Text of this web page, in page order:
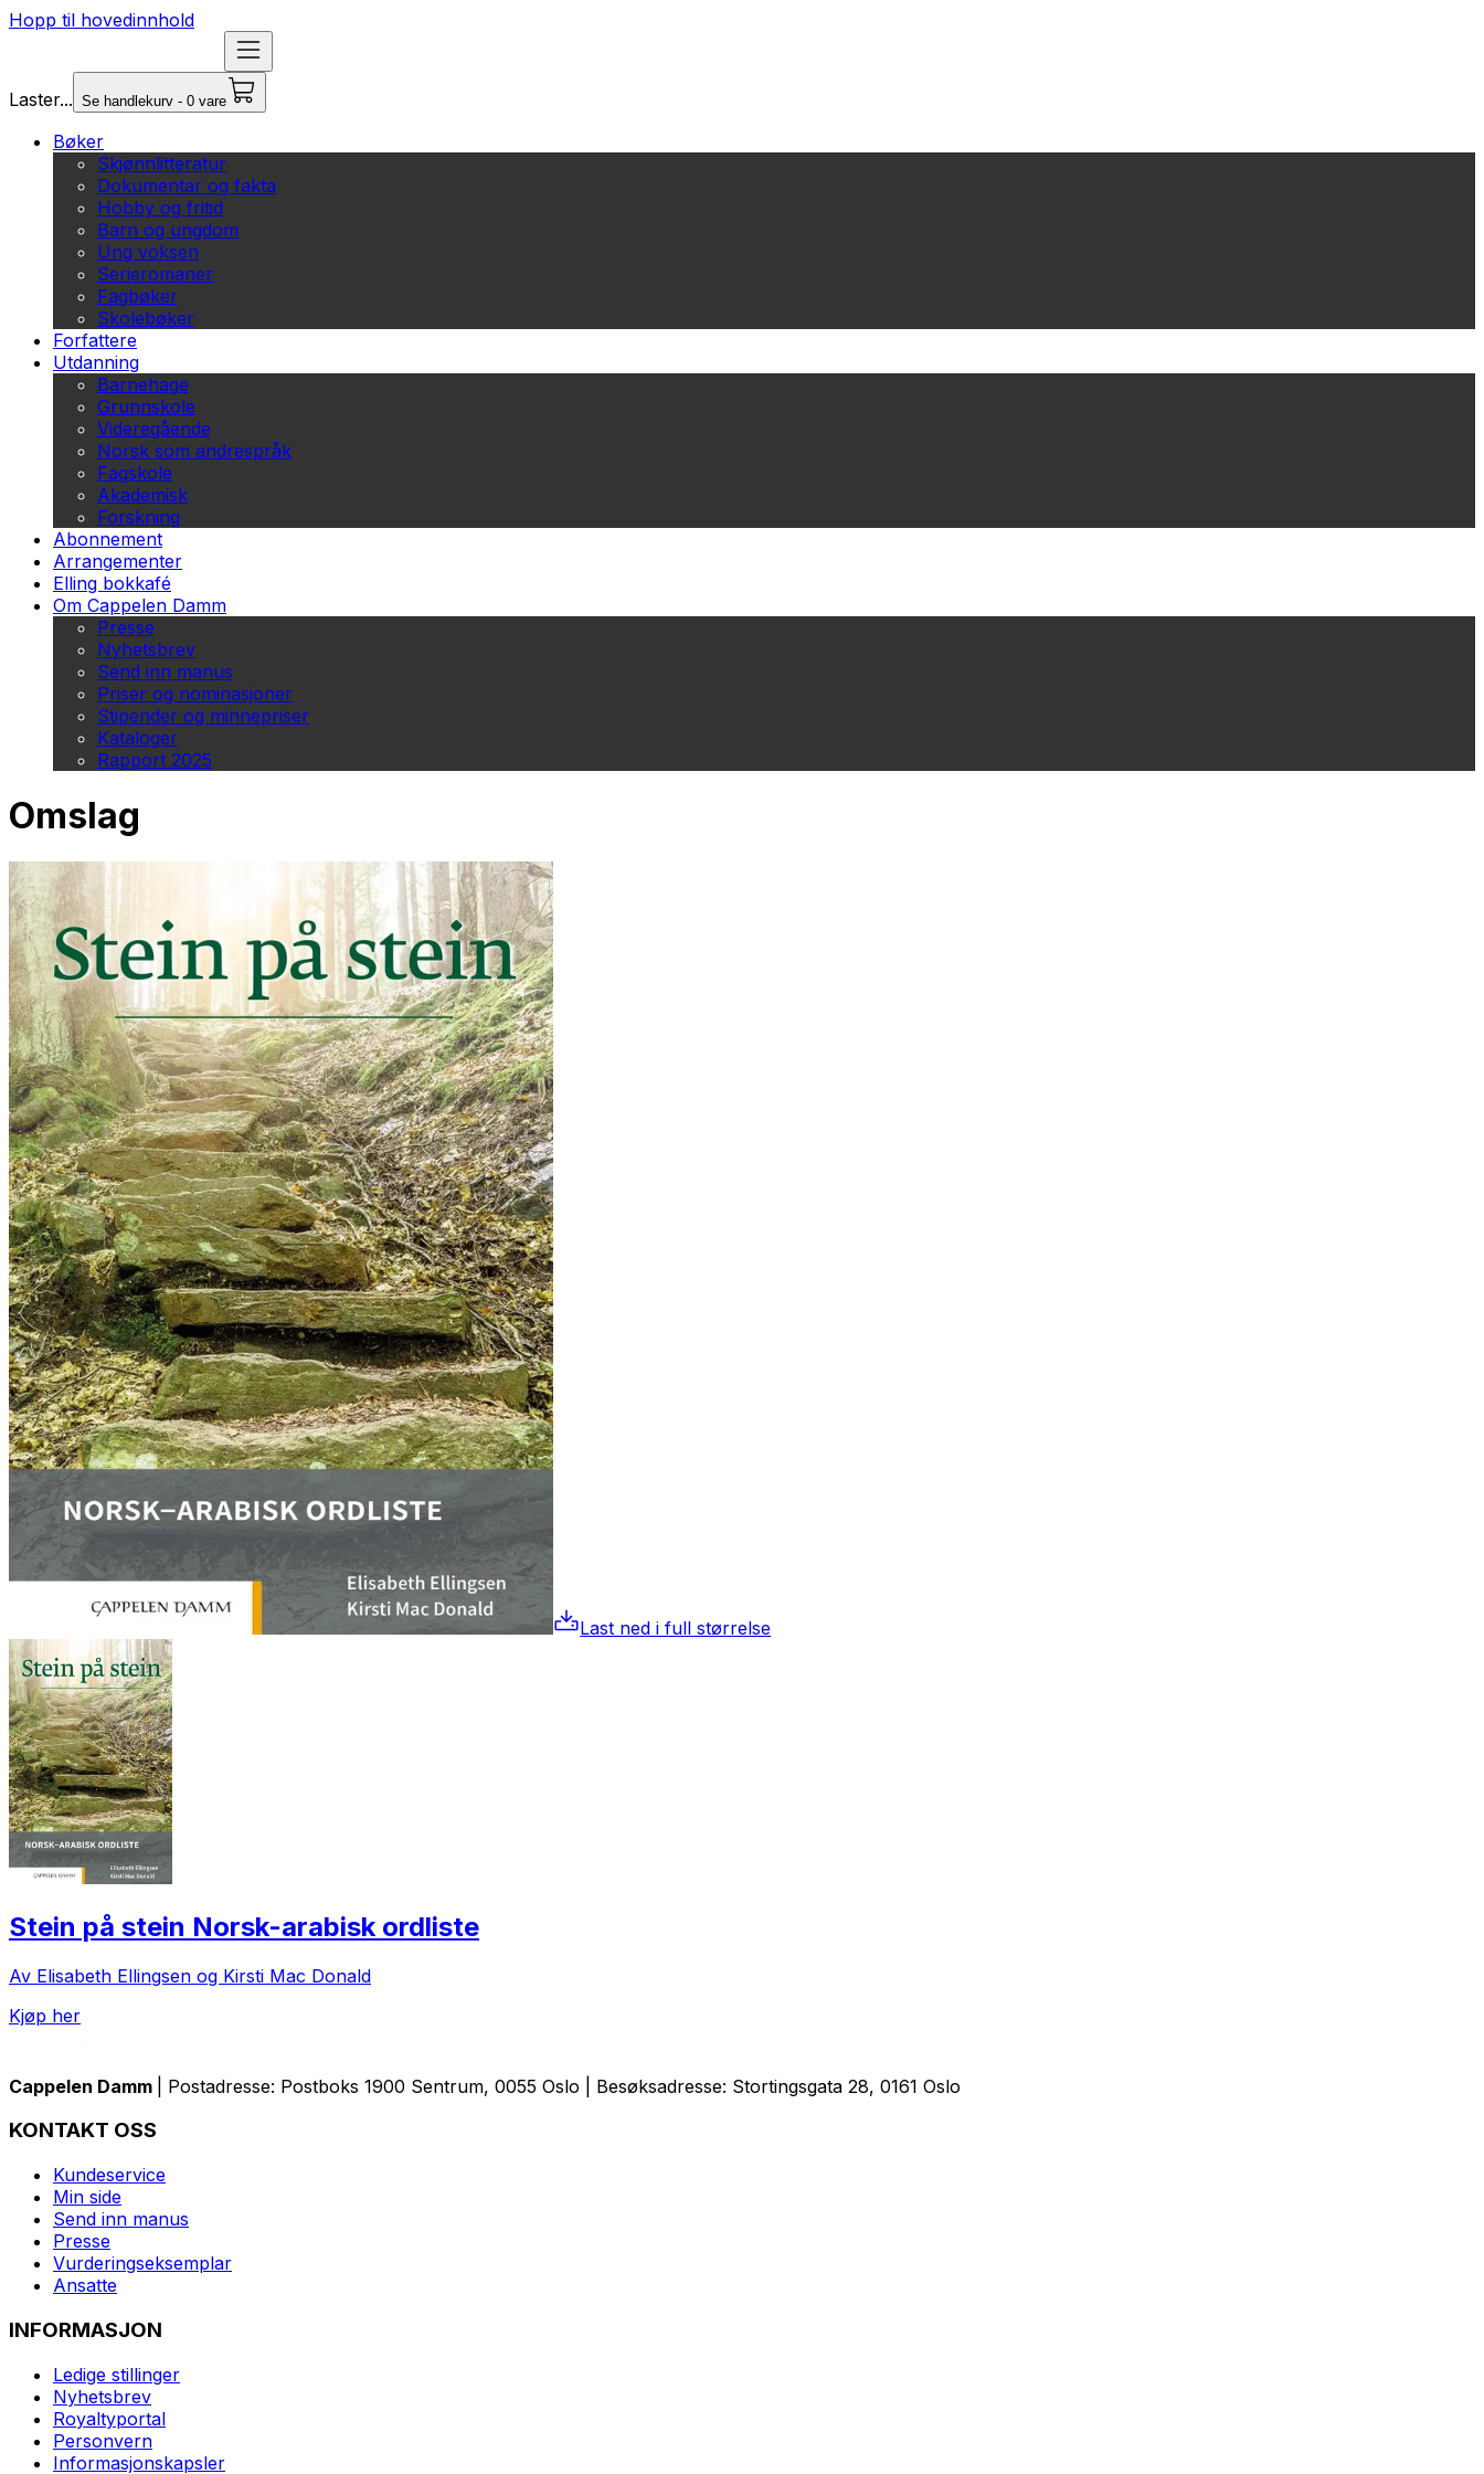
Hopp til hovedinnhold
Laster... Se handlekurv - 0 vare
Bøker
Skjønnlitteratur
Dokumentar og fakta
Hobby og fritid
Barn og ungdom
Ung voksen
Serieromaner
Fagbøker
Skolebøker
Forfattere
Utdanning
Barnehage
Grunnskole
Videregående
Norsk som andrespråk
Fagskole
Akademisk
Forskning
Abonnement
Arrangementer
Elling bokkafé
Om Cappelen Damm
Presse
Nyhetsbrev
Send inn manus
Priser og nominasjoner
Stipender og minnepriser
Kataloger
Rapport 2025
Omslag
Last ned i full størrelse
Stein på stein Norsk-arabisk ordliste
Av Elisabeth Ellingsen og Kirsti Mac Donald
Kjøp her
Cappelen Damm | Postadresse: Postboks 1900 Sentrum, 0055 Oslo | Besøksadresse: Stortingsgata 28, 0161 Oslo
KONTAKT OSS
Kundeservice
Min side
Send inn manus
Presse
Vurderingseksemplar
Ansatte
INFORMASJON
Ledige stillinger
Nyhetsbrev
Royaltyportal
Personvern
Informasjonskapsler